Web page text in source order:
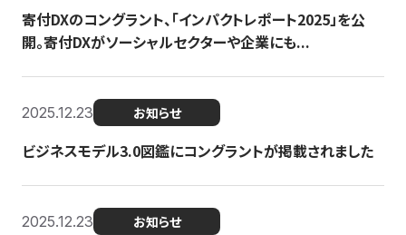
寄付DXのコングラント、「インパクトレポート2025」を公
開。寄付DXがソーシャルセクターや企業にも...
2025.12.23 お知らせ
ビジネスモデル3.0図鑑にコングラントが掲載されました
2025.12.23 お知らせ